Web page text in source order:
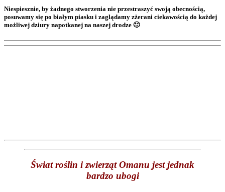
Niespiesznie, by żadnego stworzenia nie przestraszyć swoją obecnością,
posuwamy się po białym piasku i zaglądamy zżerani ciekawością do każdej
możliwej dziury napotkanej na naszej drodze 🙂
Świat roślin i zwierząt Omanu jest jednak
bardzo ubogi